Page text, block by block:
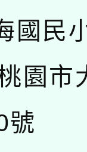
國民
園市
號